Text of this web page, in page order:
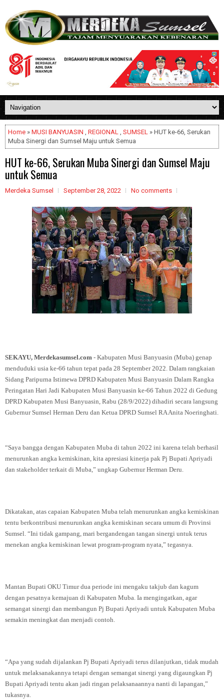
Home » MUSI BANYUASIN , REGIONAL , SUMSEL » HUT ke-66, Serukan
Muba Sinergi dan Sumsel Maju untuk Semua
HUT ke-66, Serukan Muba Sinergi dan Sumsel Maju
untuk Semua
Merdeka Sumsel September 28, 2022 No comments
SEKAYU, Merdekasumsel.com - Kabupaten Musi Banyuasin (Muba) genap
menduduki usia ke-66 tahun tepat pada 28 September 2022. Dalam rangkaian
Sidang Paripurna Istimewa DPRD Kabupaten Musi Banyuasin Dalam Rangka
Peringatan Hari Jadi Kabupaten Musi Banyuasin ke-66 Tahun 2022 di Gedung
DPRD Kabupaten Musi Banyuasin, Rabu (28/9/2022) dihadiri secara langsung
Gubernur Sumsel Herman Deru dan Ketua DPRD Sumsel RA Anita Noeringhati.
“Saya bangga dengan Kabupaten Muba di tahun 2022 ini karena telah berhasil
menurunkan angka kemiskinan, kita apresiasi kinerja pak Pj Bupati Apriyadi
dan stakeholder terkait di Muba,” ungkap Gubernur Herman Deru.
Dikatakan, atas capaian Kabupaten Muba telah menurunkan angka kemiskinan
tentu berkontribusi menurunkan angka kemiskinan secara umum di Provinsi
Sumsel. “Ini tidak gampang, mari bergandengan tangan sinergi untuk terus
menekan angka kemiskinan lewat program-program nyata,” tegasnya.
Mantan Bupati OKU Timur dua periode ini mengaku takjub dan kagum
dengan pesatnya kemajuan di Kabupaten Muba. Ia mengingatkan, agar
semangat sinergi dan membangun Pj Bupati Apriyadi untuk Kabupaten Muba
semakin meningkat dan menjadi contoh.
“Apa yang sudah dijalankan Pj Bupati Apriyadi terus dilanjutkan, tidak mudah
untuk melaksanakannya tetapi dengan semangat sinergi yang digaungkan Pj
Bupati Apriyadi tentu akan jadi ringan pelaksanaannya nanti di lapangan,”
tukasnya.